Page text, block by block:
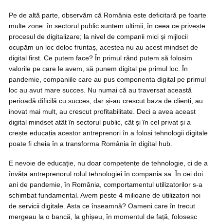
Pe de altă parte, observăm că România este deficitară pe foarte
multe zone: în sectorul public suntem ultimii, în ceea ce privește
procesul de digitalizare; la nivel de companii mici și mijlocii
ocupăm un loc deloc fruntaș, acestea nu au acest mindset de
digital first. Ce putem face? În primul rând putem să folosim
valorile pe care le avem, să punem digital pe primul loc. În
pandemie, companiile care au pus componenta digital pe primul
loc au avut mare succes. Nu numai că au traversat această
perioadă dificilă cu succes, dar și-au crescut baza de clienți, au
inovat mai mult, au crescut profitabilitate. Deci a avea aceast
digital mindset atât în sectorul public, cât și în cel privat și a
crește educația acestor antreprenori în a folosi tehnologii digitale
poate fi cheia în a transforma România în digital hub.
E nevoie de educație, nu doar competențe de tehnologie, ci de a
învăța antreprenorul rolul tehnologiei în compania sa. În cei doi
ani de pandemie, în România, comportamentul utilizatorilor s-a
schimbat fundamental. Avem peste 4 milioane de utilizatori noi
de servicii digitale. Asta ce înseamnă? Oameni care în trecut
mergeau la o bancă, la ghișeu, în momentul de față, folosesc